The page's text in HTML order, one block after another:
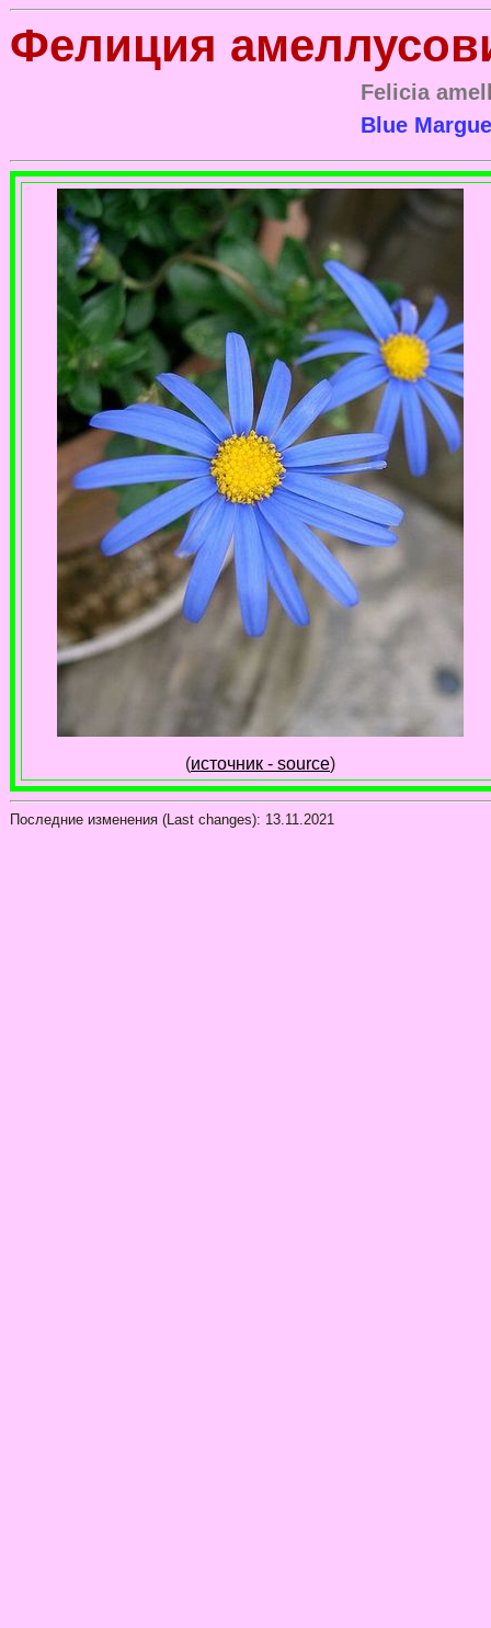
Фелиция
Felicia
Blue
(источник - source)
Последние изменения (Last changes): 13.11.2021